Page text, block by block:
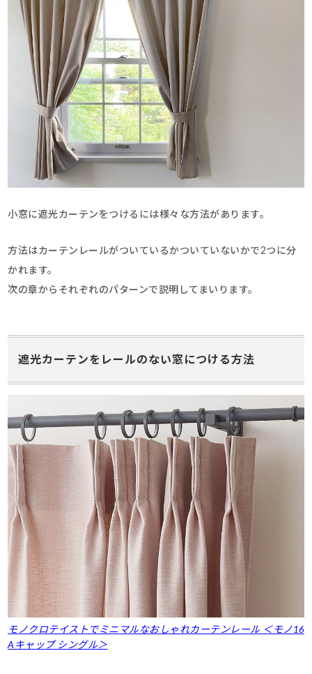
小窓に遮光カーテンをつけるには様々な方法があります。
方法はカーテンレールがついているかついていないかで2つに分
かれます。
次の章からそれぞれのパターンで説明してまいります。
遮光カーテンをレールのない窓につける方法
モノクロテイストでミニマルなおしゃれカーテンレール ＜モノ16
Aキャップ シングル＞